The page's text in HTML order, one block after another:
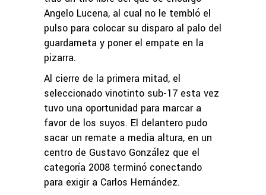
Angelo Lucena, al cual no le tembló el
pulso para colocar su disparo al palo del
guardameta y poner el empate en la
pizarra.
Al cierre de la primera mitad, el
seleccionado vinotinto sub-17 esta vez
tuvo una oportunidad para marcar a
favor de los suyos. El delantero pudo
sacar un remate a media altura, en un
centro de Gustavo González que el
categoría 2008 terminó conectando
para exigir a Carlos Hernández.